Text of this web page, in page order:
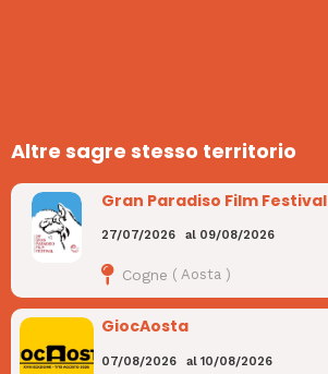
Altre sagre stesso territorio
Gran Paradiso Film Festival
27/07/2026 al 09/08/2026
Cogne ( Aosta)
GiocAosta
07/08/2026 al 10/08/2026